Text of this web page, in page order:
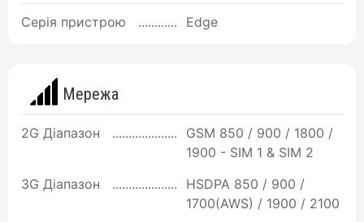
Серія пристрою Edge
Мережа
2G Діапазон
GSM 850 / 900 / 1800 /
1900 - SIM 1 & SIM 2
3G Діапазон
HSDPA 850 / 900 /
1700(AWS) / 1900 / 2100